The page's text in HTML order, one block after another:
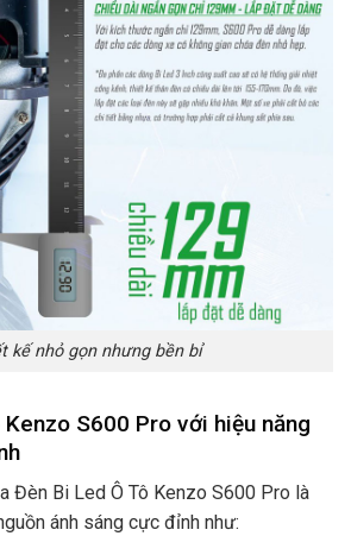
kế nhỏ gọn nhưng bền bỉ
S600 Pro với hiệu năng
Đèn Bi Led Ô Tô Kenzo S600 Pro là
ánh sáng cực đỉnh như: